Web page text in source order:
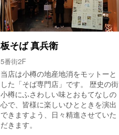
板そば 真兵衛
5番街2F
当店は小樽の地産地消をモットーと
した「そば専門店」です。 歴史の街
小樽にふさわしい味とおもてなしの
心で、皆様に楽しいひとときを演出
できますよう、日々精進させていた
だきます。